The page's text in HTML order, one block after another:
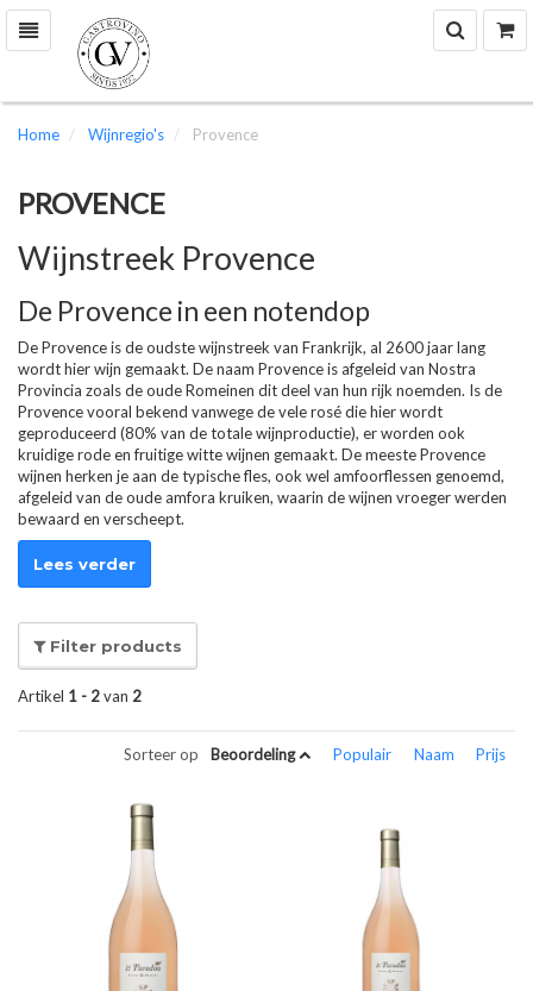
Toggle
navigation
Zoek
Home Wijnregio's Provence
PROVENCE
Wijnstreek Provence
De Provence in een notendop
De Provence is de oudste wijnstreek van Frankrijk, al 2600 jaar lang
wordt hier wijn gemaakt. De naam Provence is afgeleid van Nostra
Provincia zoals de oude Romeinen dit deel van hun rijk noemden. Is de
Provence vooral bekend vanwege de vele rosé die hier wordt
geproduceerd (80% van de totale wijnproductie), er worden ook
kruidige rode en fruitige witte wijnen gemaakt. De meeste Provence
wijnen herken je aan de typische fles, ook wel amfoorflessen genoemd,
afgeleid van de oude amfora kruiken, waarin de wijnen vroeger werden
bewaard en verscheept.
Lees verder
Filter products
Artikel 1 - 2van 2
Sorteer op Beoordeling Populair Naam Prijs